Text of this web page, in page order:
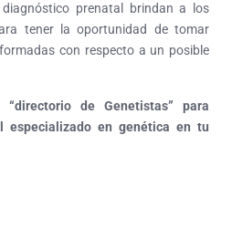
prenatal brindan a los
tener la oportunidad de tomar
con respecto a un posible
de Genetistas” para
especializado en genética en tu